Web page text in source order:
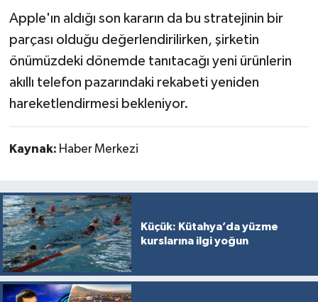
Apple'ın aldığı son kararın da bu stratejinin bir
parçası olduğu değerlendirilirken, şirketin
önümüzdeki dönemde tanıtacağı yeni ürünlerin
akıllı telefon pazarındaki rekabeti yeniden
hareketlendirmesi bekleniyor.
Kaynak: Haber Merkezi
Küçük: Kütahya’da yüzme
kurslarına ilgi yoğun